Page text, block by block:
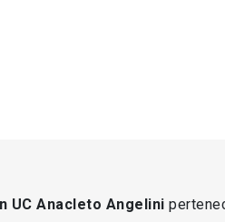
UC Anacleto Angelini